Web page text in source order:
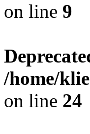
on line 9
/home/
on line 24